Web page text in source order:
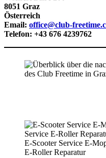
8051 Graz
Österreich
Email: office@club-
Telefon: ‭+43 676 4239762
E-Scooter Service E-
E-Roller Reparatur